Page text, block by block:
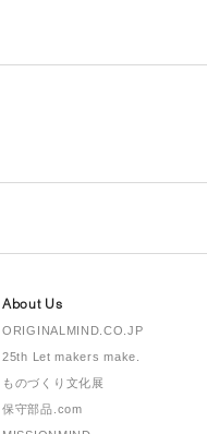
About Us
ORIGINALMIND.CO.JP
25th Let makers make.
ものづくり文化展
保守部品.com